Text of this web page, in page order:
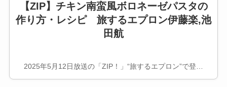
【ZIP】チキン南蛮風ボロネーゼパスタの
作り方・レシピ 旅するエプロン伊藤楽,池
田航
2025年5月12日放送の「ZIP！」“旅するエプロン”で登…